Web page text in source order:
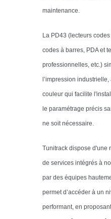
maintenance.
La PD43 (lecteurs
codes à barres, PDA et
professionnelles, etc.)
l’impression
couleur qui facilite
le paramétrage précis
ne soit nécessaire.
Tunitrack dispose d'une
de services intégrés à
par des équipes
permet d’accéder à un
performant, en